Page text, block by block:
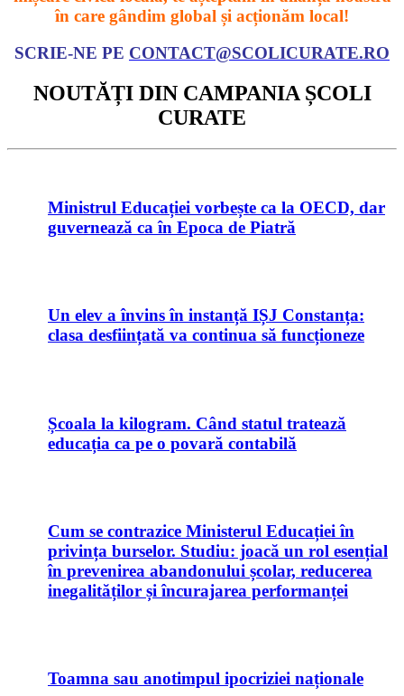
în care gândim global și acționăm local!
SCRIE-NE PE CONTACT@SCOLICURATE.RO
NOUTĂȚI DIN CAMPANIA ȘCOLI
CURATE
Ministrul Educației vorbește ca la OECD, dar
guvernează ca în Epoca de Piatră
Un elev a învins în instanță IȘJ Constanța:
clasa desființată va continua să funcționeze
Școala la kilogram. Când statul tratează
educația ca pe o povară contabilă
Cum se contrazice Ministerul Educației în
privința burselor. Studiu: joacă un rol esențial
în prevenirea abandonului școlar, reducerea
inegalităților și încurajarea performanței
Toamna sau anotimpul ipocriziei naționale